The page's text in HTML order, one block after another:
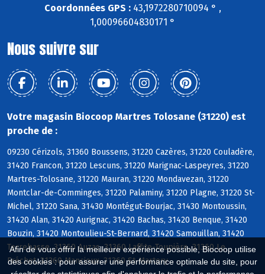
Afin de vous offrir la meilleure expérience possible, Biocoop utilise
des cookies : pour assurer une performance optimale du site, pour
Coordonnées GPS :43,1972280710094 ° ,
1,00096604830171 °
Nous suivre sur
Votre magasin Biocoop Martres Tolosane (31220) est
proche de :
09230 Cérizols, 31360 Boussens, 31220 Cazères, 31220 Couladère,
31420 Francon, 31220 Lescuns, 31220 Marignac-Laspeyres, 31220
Martres-Tolosane, 31220 Mauran, 31220 Mondavezan, 31220
Montclar-de-Comminges, 31220 Palaminy, 31220 Plagne, 31220 St-
Michel, 31220 Sana, 31430 Montégut-Bourjac, 31430 Montoussin,
31420 Alan, 31420 Aurignac, 31420 Bachas, 31420 Benque, 31420
Bouzin, 31420 Montoulieu-St-Bernard, 31420 Samouillan, 31420
Terrebasse, 31360 Auzas, 31360 Laffite-Toupière, 31360 Le
Fréchet, 31360 Mancioux, 31360 St-Martory